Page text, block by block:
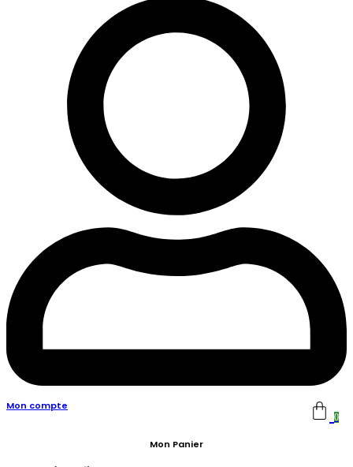
Mon compte
0
Mon Panier